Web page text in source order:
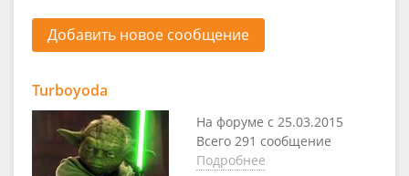
Добавить новое сообщение
Turboyoda
На форуме с 25.03.2015
Всего 291 сообщение
Подробнее